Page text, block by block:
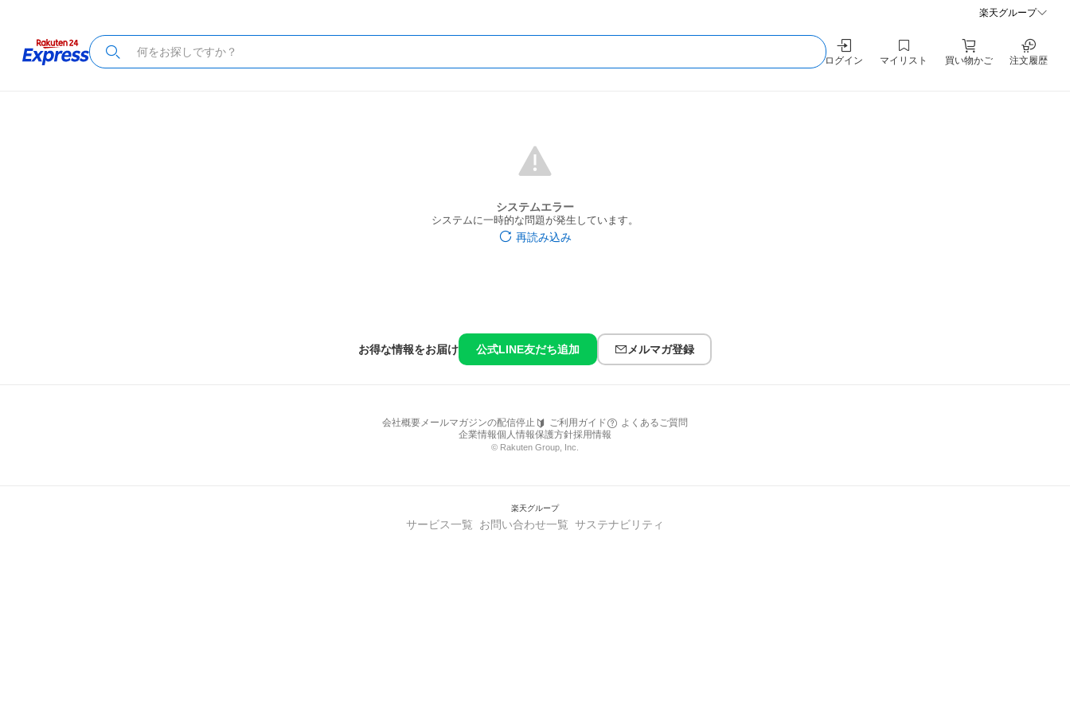
楽天グループ
ログイン マイリスト 買い物かご 注文履歴
システムエラー
システムに一時的な問題が発生しています。
再読み込み
お得な情報をお届け 公式LINE友だち追加 メルマガ登録
会社概要メールマガジンの配信停止 ご利用ガイド
よくあるご質問
企業情報個人情報保護方針採用情報
© Rakuten Group, Inc.
楽天グループ
サービス一覧 お問い合わせ一覧 サステナビリティ